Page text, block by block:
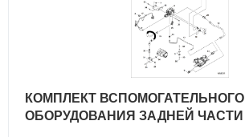
КОМПЛЕКТ ВСПОМОГАТЕЛЬНОГО
ОБОРУДОВАНИЯ ЗАДНЕЙ ЧАСТИ